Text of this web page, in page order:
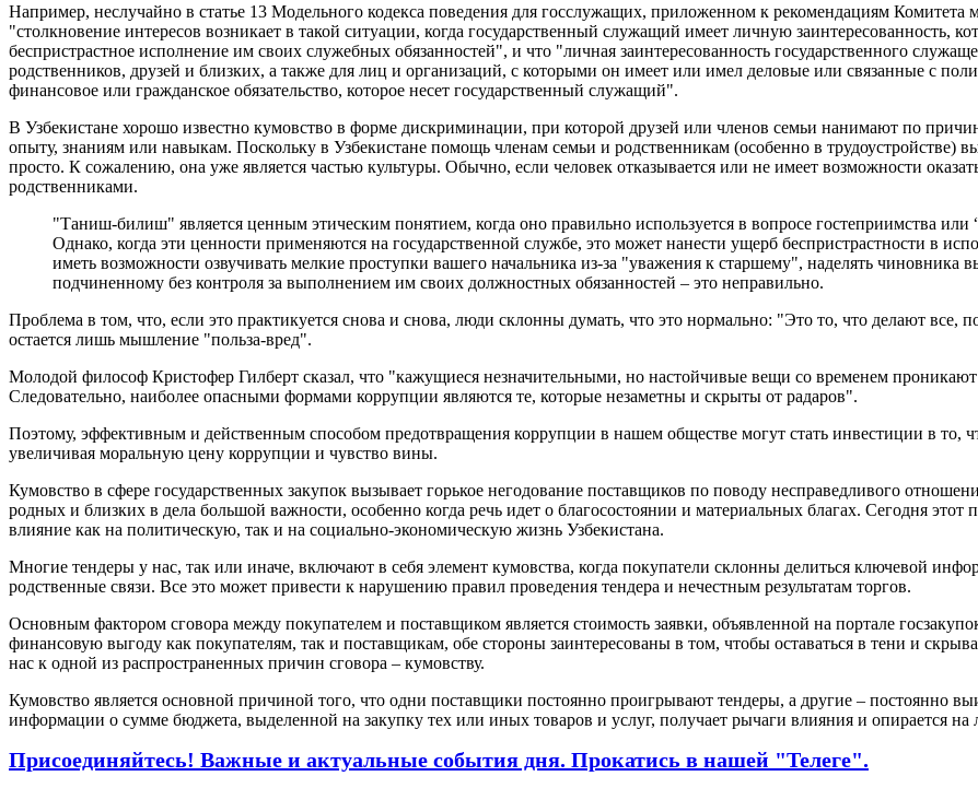
Например, неслучайно в статье 13 Модельного кодекса поведения для госслужащих, приложенном к рекомендациям Комитета
"столкновение интересов возникает в такой ситуации, когда государственный служащий имеет личную заинтересованность,
беспристрастное исполнение им своих служебных обязанностей", и что "личная заинтересованность государственного
родственников, друзей и близких, а также для лиц и организаций, с которыми он имеет или имел деловые или связанные с
финансовое или гражданское обязательство, которое несет государственный служащий".
В Узбекистане хорошо известно кумовство в форме дискриминации, при которой друзей или членов семьи нанимают по
опыту, знаниям или навыкам. Поскольку в Узбекистане помощь членам семьи и родственникам (особенно в трудоустройстве)
просто. К сожалению, она уже является частью культуры. Обычно, если человек отказывается или не имеет возможности
родственниками.
"Таниш-билиш" является ценным этическим понятием, когда оно правильно используется в вопросе гостеприимства
Однако, когда эти ценности применяются на государственной службе, это может нанести ущерб беспристрастности в
иметь возможности озвучивать мелкие проступки вашего начальника из-за "уважения к старшему", наделять
подчиненному без контроля за выполнением им своих должностных обязанностей – это неправильно.
Проблема в том, что, если это практикуется снова и снова, люди склонны думать, что это нормально: "Это то, что делают все,
остается лишь мышление "польза-вред".
Молодой философ Кристофер Гилберт сказал, что "кажущиеся незначительными, но настойчивые вещи со временем проникают
Следовательно, наиболее опасными формами коррупции являются те, которые незаметны и скрыты от радаров".
Поэтому, эффективным и действенным способом предотвращения коррупции в нашем обществе могут стать инвестиции в
увеличивая моральную цену коррупции и чувство вины.
Кумовство в сфере государственных закупок вызывает горькое негодование поставщиков по поводу несправедливого
родных и близких в дела большой важности, особенно когда речь идет о благосостоянии и материальных благах. Сегодня
влияние как на политическую, так и на социально-экономическую жизнь Узбекистана.
Многие тендеры у нас, так или иначе, включают в себя элемент кумовства, когда покупатели склонны делиться ключевой
родственные связи. Все это может привести к нарушению правил проведения тендера и нечестным результатам торгов.
Основным фактором сговора между покупателем и поставщиком является стоимость заявки, объявленной на портале
финансовую выгоду как покупателям, так и поставщикам, обе стороны заинтересованы в том, чтобы оставаться в тени и
нас к одной из распространенных причин сговора – кумовству.
Кумовство является основной причиной того, что одни поставщики постоянно проигрывают тендеры, а другие – постоянно
информации о сумме бюджета, выделенной на закупку тех или иных товаров и услуг, получает рычаги влияния и опирается на
Присоединяйтесь! Важные и актуальные события дня. Прокатись в нашей "Телеге".